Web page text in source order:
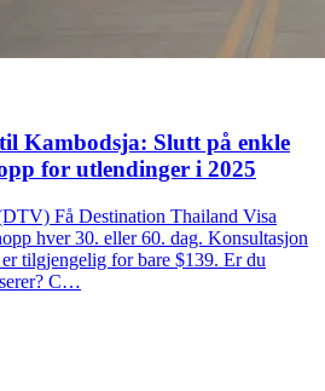
Kambodsja: Slutt på enkle
for utlendinger i 2025
Få Destination Thailand Visa
hver 30. eller 60. dag. Konsultasjon
tilgjengelig for bare $139. Er du
C…